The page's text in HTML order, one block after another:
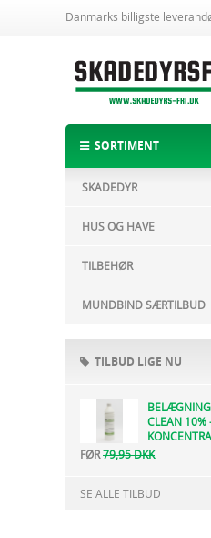
Danmarks billigste
SORTIMENT
SKADEDYR
HUS OG HAVE
TILBEHØR
MUNDBIND SÆRTILBUD
TILBUD LIGE NU
CLEAN 10%
FØR79,95 DKK
SE ALLE TILBUD